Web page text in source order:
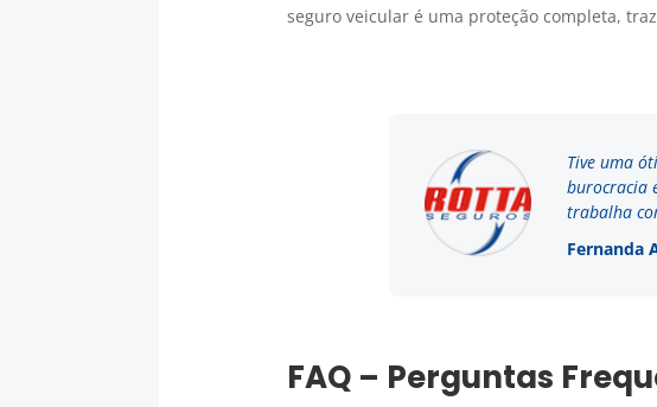
seguro veicular é uma proteção completa,
Tive uma
burocracia
trabalha
Fernanda
FAQ – Perguntas